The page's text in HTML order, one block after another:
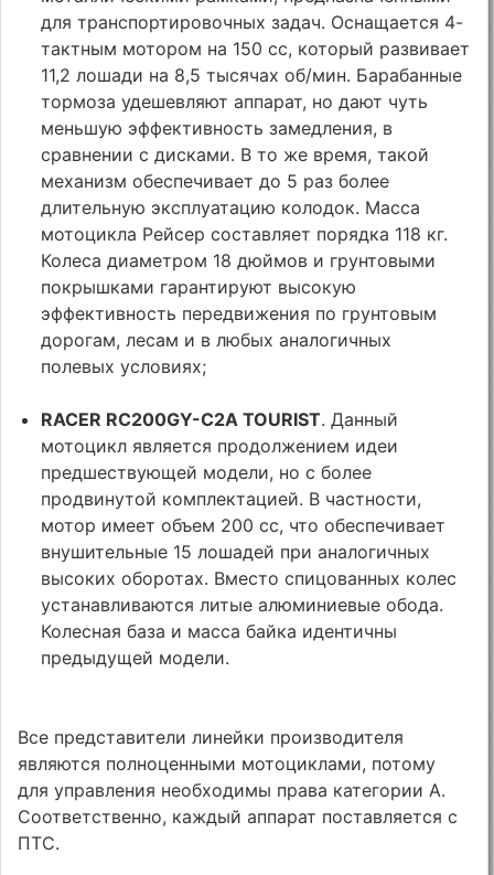
для транспортировочных задач. Оснащается 4-
тактным мотором на 150 сс, который развивает
11,2 лошади на 8,5 тысячах об/мин. Барабанные
тормоза удешевляют аппарат, но дают чуть
меньшую эффективность замедления, в
сравнении с дисками. В то же время, такой
механизм обеспечивает до 5 раз более
длительную эксплуатацию колодок. Масса
мотоцикла Рейсер составляет порядка 118 кг.
Колеса диаметром 18 дюймов и грунтовыми
покрышками гарантируют высокую
эффективность передвижения по грунтовым
дорогам, лесам и в любых аналогичных
полевых условиях;
RACER RC200GY-C2A TOURIST. Данный
мотоцикл является продолжением идеи
предшествующей модели, но с более
продвинутой комплектацией. В частности,
мотор имеет объем 200 сс, что обеспечивает
внушительные 15 лошадей при аналогичных
высоких оборотах. Вместо спицованных колес
устанавливаются литые алюминиевые обода.
Колесная база и масса байка идентичны
предыдущей модели.
Все представители линейки производителя
являются полноценными мотоциклами, потому
для управления необходимы права категории А.
Соответственно, каждый аппарат поставляется с
ПТС.